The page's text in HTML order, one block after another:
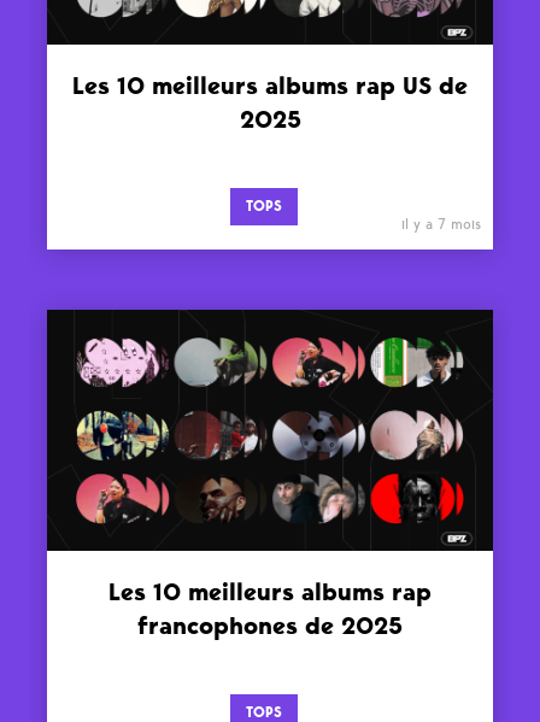
Les 10 meilleurs albums rap US de
2025
TOPS
il y a 7 mois
Les 10 meilleurs albums rap
francophones de 2025
TOPS